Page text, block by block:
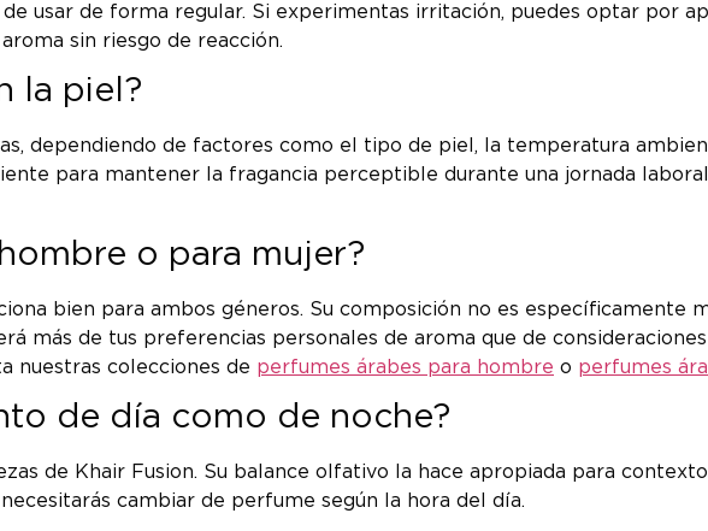
usar de forma regular. Si experimentas irritación, puedes optar por
sin riesgo de reacción.
la piel?
dependiendo de factores como el tipo de piel, la temperatura
para mantener la fragancia perceptible durante una jornada
o para mujer?
bien para ambos géneros. Su composición no es específicamente
más de tus preferencias personales de aroma que de
nuestras colecciones de perfumes árabes para hombre o perfumes
de día como de noche?
de Khair Fusion. Su balance olfativo la hace apropiada para
cambiar de perfume según la hora del día.